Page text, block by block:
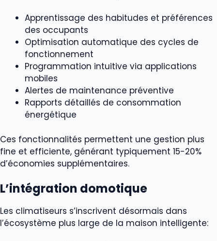
Apprentissage des habitudes et préférences
des occupants
Optimisation automatique des cycles de
fonctionnement
Programmation intuitive via applications
mobiles
Alertes de maintenance préventive
Rapports détaillés de consommation
énergétique
Ces fonctionnalités permettent une gestion plus
fine et efficiente, générant typiquement 15-20%
d’économies supplémentaires.
L’intégration domotique
Les climatiseurs s’inscrivent désormais dans
l’écosystème plus large de la maison intelligente: